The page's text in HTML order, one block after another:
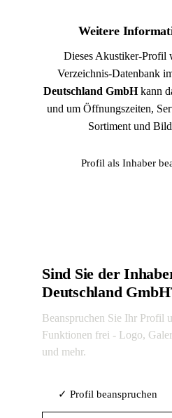
Weitere
Dieses Akustiker-Profil
Verzeichnis-Datenbank
Deutschland GmbHkann
und um Öffnungszeiten,
Sortiment und
Profil als Inhaber
Sind Sie der
Deutschland
Beanspruchen Sie Ihr Profil
Funktionen frei - Logo,
und mehr.
✓ Profil beanspruchen